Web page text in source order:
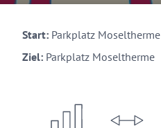
Start: Parkplatz Moseltherme
Ziel: Parkplatz Moseltherme